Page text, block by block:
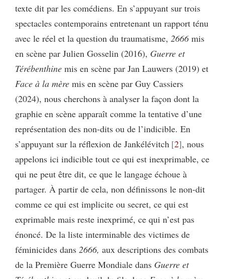
texte dit par les comédiens. En s’appuyant sur trois
spectacles contemporains entretenant un rapport ténu
avec le réel et la question du traumatisme, 2666 mis
en scène par Julien Gosselin (2016), Guerre et
Térébenthine mis en scène par Jan Lauwers (2019) et
Face à la mère mis en scène par Guy Cassiers
(2024), nous cherchons à analyser la façon dont la
graphie en scène apparaît comme la tentative d’une
représentation des non-dits ou de l’indicible. En
s’appuyant sur la réflexion de Jankélévitch 2 , nous
appelons ici indicible tout ce qui est inexprimable, ce
qui ne peut être dit, ce que le langage échoue à
partager. À partir de cela, non définissons le non-dit
comme ce qui est implicite ou secret, ce qui est
exprimable mais reste inexprimé, ce qui n’est pas
énoncé. De la liste interminable des victimes de
féminicides dans 2666, aux descriptions des combats
de la Première Guerre Mondiale dans Guerre et